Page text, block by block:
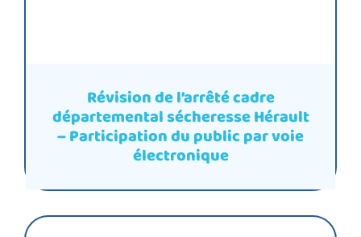
Révision de l’arrêté cadre
départemental sécheresse Hérault
– Participation du public par voie
électronique